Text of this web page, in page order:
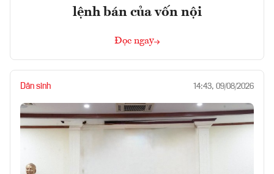
lệnh bán của vốn nội
Đọc ngay
Dân sinh 14:43, 09/08/2026